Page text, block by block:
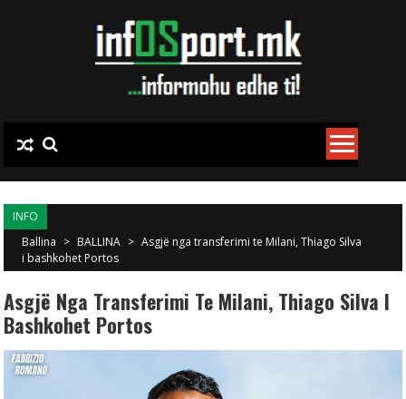
INFO
Ballina > BALLINA > Asgjë nga transferimi te Milani, Thiago Silva
i bashkohet Portos
Asgjë Nga Transferimi Te Milani, Thiago Silva I
Bashkohet Portos